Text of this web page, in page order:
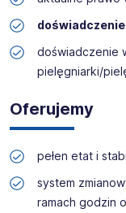
doświadczenie
pielęgniarki/
Oferujemy
pełen etat i
system
ramach godzin